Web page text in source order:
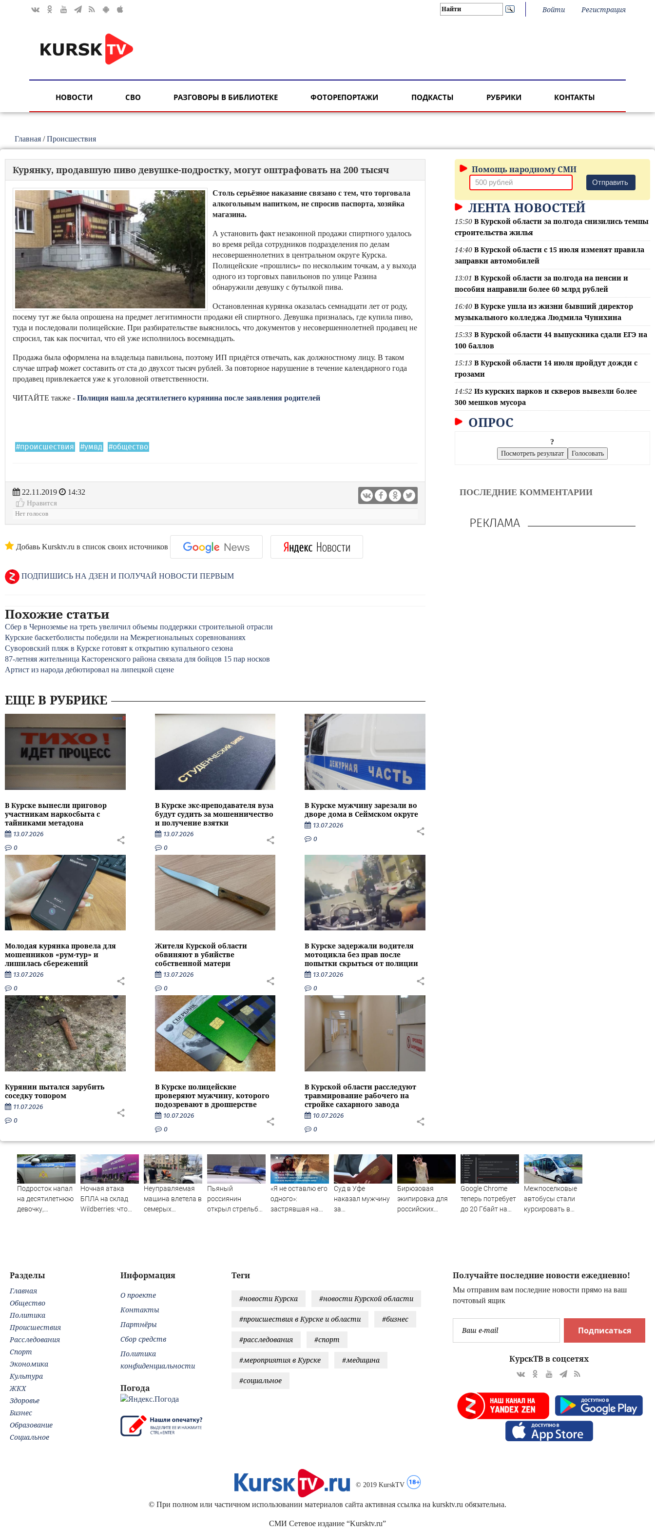
Войти Регистрация
НОВОСТИ СВО РАЗГОВОРЫ В БИБЛИОТЕКЕ ФОТОРЕПОРТАЖИ ПОДКАСТЫ РУБРИКИ КОНТАКТЫ
Главная /Происшествия
Курянку, продавшую пиво девушке-подростку, могут оштрафовать на 200 тысяч
Столь серьёзное наказание связано с тем, что торговала
алкогольным напитком, не спросив паспорта, хозяйка
магазина.
А установить факт незаконной продажи спиртного удалось
во время рейда сотрудников подразделения по делам
несовершеннолетних в центральном округе Курска.
Полицейские «прошлись» по нескольким точкам, а у выхода
одного из торговых павильонов по улице Разина
обнаружили девушку с бутылкой пива.
Остановленная курянка оказалась семнадцати лет от роду,
посему тут же была опрошена на предмет легитимности продажи ей спиртного. Девушка призналась, где купила пиво,
туда и последовали полицейские. При разбирательстве выяснилось, что документов у несовершеннолетней продавец не
спросил, так как посчитал, что ей уже исполнилось восемнадцать.
Продажа была оформлена на владельца павильона, поэтому ИП придётся отвечать, как должностному лицу. В таком
случае штраф может составить от ста до двухсот тысяч рублей. За повторное нарушение в течение календарного года
продавец привлекается уже к уголовной ответственности.
ЧИТАЙТЕ также - Полиция нашла десятилетнего курянина после заявления родителей
#происшествия #умвд #общество
22.11.2019
14:32
Нравится
Нет голосов
Добавь Kursktv.ru в список своих источников
ПОДПИШИСЬ НА ДЗЕН И ПОЛУЧАЙ НОВОСТИ ПЕРВЫМ
Похожие статьи
Сбер в Черноземье на треть увеличил объемы поддержки строительной отрасли
Курские баскетболисты победили на Межрегиональных соревнованиях
Суворовский пляж в Курске готовят к открытию купального сезона
87-летняя жительница Касторенского района связала для бойцов 15 пар носков
Артист из народа дебютировал на липецкой сцене
ЕЩЕ В РУБРИКЕ
В Курске вынесли приговор
участникам наркосбыта с
тайниками метадона
13.07.2026
0
В Курске экс-преподавателя вуза
будут судить за мошенничество
и получение взятки
13.07.2026
0
В Курске мужчину зарезали во
дворе дома в Сеймском округе
13.07.2026
0
Молодая курянка провела для
мошенников «рум-тур» и
лишилась сбережений
13.07.2026
0
Жителя Курской области
обвиняют в убийстве
собственной матери
13.07.2026
0
В Курске задержали водителя
мотоцикла без прав после
попытки скрыться от полиции
13.07.2026
0
Курянин пытался зарубить
соседку топором
11.07.2026
0
В Курске полицейские
проверяют мужчину, которого
подозревают в дропперстве
10.07.2026
0
В Курской области расследуют
травмирование рабочего на
стройке сахарного завода
10.07.2026
0
Помощь народному СМИ
Отправить
ЛЕНТА НОВОСТЕЙ
15:50 В Курской области за полгода снизились темпы
строительства жилья
14:40 В Курской области с 15 июля изменят правила
заправки автомобилей
13:01 В Курской области за полгода на пенсии и
пособия направили более 60 млрд рублей
16:40 В Курске ушла из жизни бывший директор
музыкального колледжа Людмила Чунихина
15:33 В Курской области 44 выпускника сдали ЕГЭ на
100 баллов
15:13 В Курской области 14 июля пройдут дожди с
грозами
14:52 Из курских парков и скверов вывезли более
300 мешков мусора
ОПРОС
?
ПОСЛЕДНИЕ КОММЕНТАРИИ
РЕКЛАМА
Подросток напал
на десятилетнюю
девочку,
Ночная атака
БПЛА на склад
Wildberries: что
Неуправляемая
машина влетела в
семерых
Пьяный
россиянин
открыл стрельбу
«Я не оставлю его
одного»:
застрявшая на
Суд в Уфе
наказал мужчину
за
Бирюзовая
экипировка для
российских
Google Chrome
теперь потребует
до 20 Гбайт на
Межпоселковые
автобусы стали
курсировать в
Получайте последние новости ежедневно!
Мы отправим вам последние новости прямо на ваш
почтовый ящик
Подписаться
КурскТВ в соцсетях
Теги
#новости Курска #новости Курской области
#происшествия в Курске и области #бизнес
#расследования #спорт
#мероприятия в Курске #медицина
#социальное
Разделы
Главная
Общество
Политика
Происшествия
Расследования
Спорт
Экономика
Культура
ЖКХ
Здоровье
Бизнес
Образование
Социальное
Информация
О проекте
Контакты
Партнёры
Сбор средств
Политика
конфиденциальности
Погода
© 2019 KurskTV
© При полном или частичном использовании материалов сайта активная ссылка на kursktv.ru обязательна.
СМИ Сетевое издание “Kursktv.ru”